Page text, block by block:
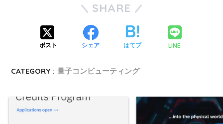
SHARE
ポスト シェア はてブ LINE
CATEGORY : 量子コンピューティング